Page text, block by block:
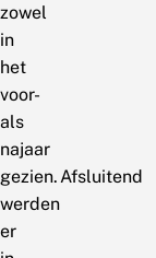
zowel
in
het
voor-
als
najaar
gezien. Afsluitend
werden
er